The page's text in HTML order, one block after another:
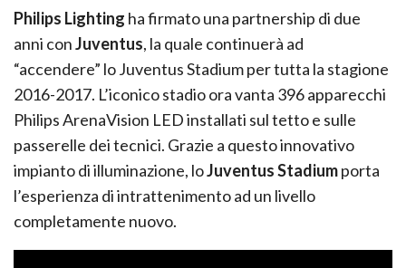
Philips Lighting ha firmato una partnership di due
anni conJuventus, la quale continuerà ad
“accendere” lo Juventus Stadium per tutta la stagione
2016-2017. L’iconico stadio ora vanta 396 apparecchi
Philips ArenaVision LED installati sul tetto e sulle
passerelle dei tecnici. Grazie a questo innovativo
impianto di illuminazione, loJuventus Stadiumporta
l’esperienza di intrattenimento ad un livello
completamente nuovo.